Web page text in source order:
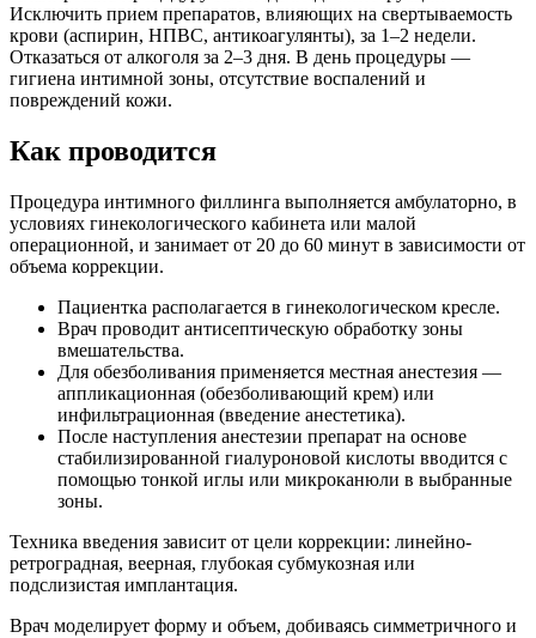
Исключить прием препаратов, влияющих на свертываемость
крови (аспирин, НПВС, антикоагулянты), за 1–2 недели.
Отказаться от алкоголя за 2–3 дня. В день процедуры —
гигиена интимной зоны, отсутствие воспалений и
повреждений кожи.
Как проводится
Процедура интимного филлинга выполняется амбулаторно, в
условиях гинекологического кабинета или малой
операционной, и занимает от 20 до 60 минут в зависимости от
объема коррекции.
Пациентка располагается в гинекологическом кресле.
Врач проводит антисептическую обработку зоны
вмешательства.
Для обезболивания применяется местная анестезия —
аппликационная (обезболивающий крем) или
инфильтрационная (введение анестетика).
После наступления анестезии препарат на основе
стабилизированной гиалуроновой кислоты вводится с
помощью тонкой иглы или микроканюли в выбранные
зоны.
Техника введения зависит от цели коррекции: линейно-
ретроградная, веерная, глубокая субмукозная или
подслизистая имплантация.
Врач моделирует форму и объем, добиваясь симметричного и